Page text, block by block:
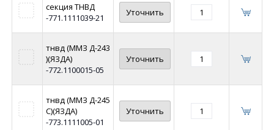
секция ТНВД
-771.1111039-21
Уточнить
тнвд (ММЗ Д-243
)(ЯЗДА)
-772.1100015-05
Уточнить
тнвд (ММЗ Д-245
С)(ЯЗДА)
-773.1111005-01
Уточнить